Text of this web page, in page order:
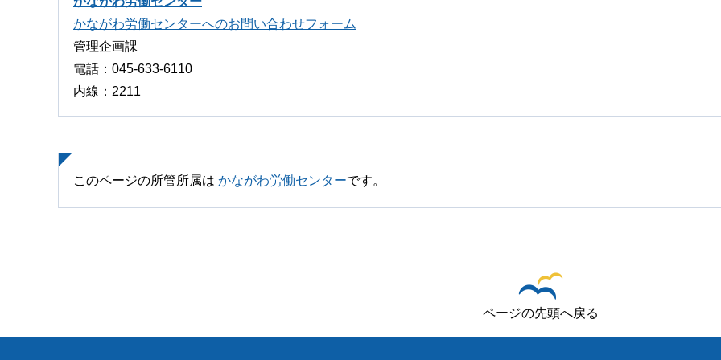
かながわ労働センターへのお問い合わせフォーム
管理企画課
電話：045-633-6110
内線：2211
このページの所管所属は かながわ労働センターです。
ページの先頭へ戻る